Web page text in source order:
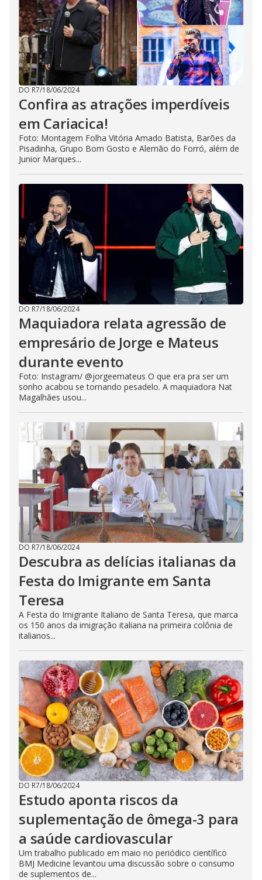
DO R7/18/06/2024
Confira as atrações imperdíveis
em Cariacica!
Foto: Montagem Folha Vitória Amado Batista, Barões da
Pisadinha, Grupo Bom Gosto e Alemão do Forró, além de
Junior Marques...
DO R7/18/06/2024
Maquiadora relata agressão de
empresário de Jorge e Mateus
durante evento
Foto: Instagram/ @jorgeemateus O que era pra ser um
sonho acabou se tornando pesadelo. A maquiadora Nat
Magalhães usou...
DO R7/18/06/2024
Descubra as delícias italianas da
Festa do Imigrante em Santa
Teresa
A Festa do Imigrante Italiano de Santa Teresa, que marca
os 150 anos da imigração italiana na primeira colônia de
italianos...
DO R7/18/06/2024
Estudo aponta riscos da
suplementação de ômega-3 para
a saúde cardiovascular
Um trabalho publicado em maio no periódico científico
BMJ Medicine levantou uma discussão sobre o consumo
de suplementos de...